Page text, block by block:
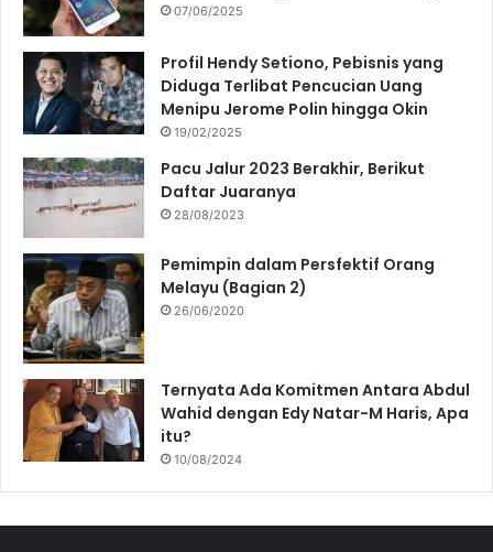
07/06/2025
Profil Hendy Setiono, Pebisnis yang
Diduga Terlibat Pencucian Uang
Menipu Jerome Polin hingga Okin
19/02/2025
Pacu Jalur 2023 Berakhir, Berikut
Daftar Juaranya
28/08/2023
Pemimpin dalam Persfektif Orang
Melayu (Bagian 2)
26/06/2020
Ternyata Ada Komitmen Antara Abdul
Wahid dengan Edy Natar-M Haris, Apa
itu?
10/08/2024